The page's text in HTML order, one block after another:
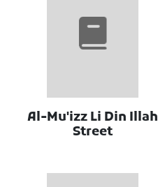
Al-Mu'izz Li Din Illah
Street